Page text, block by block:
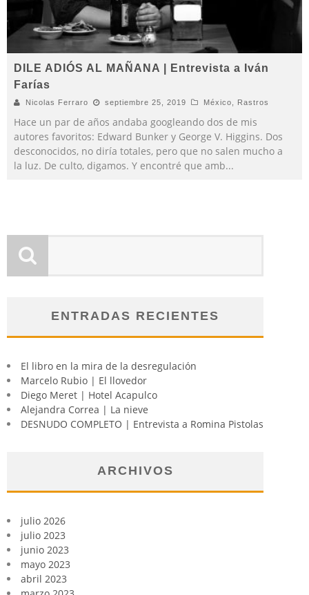
DILE ADIÓS AL MAÑANA | Entrevista a Iván
Farías
Nicolas Ferraro septiembre 25, 2019 México Rastros
Hace un par de años andaba googleando dos de mis
autores favoritos: Edward Bunker y George V. Higgins. Dos
desconocidos, no diría totales, pero que no salen mucho a
la luz. De culto, digamos. Y encontré que amb...
ENTRADAS RECIENTES
El libro en la mira de la desregulación
Marcelo Rubio | El llovedor
Diego Meret | Hotel Acapulco
Alejandra Correa | La nieve
DESNUDO COMPLETO | Entrevista a Romina Pistolas
ARCHIVOS
julio 2026
julio 2023
junio 2023
mayo 2023
abril 2023